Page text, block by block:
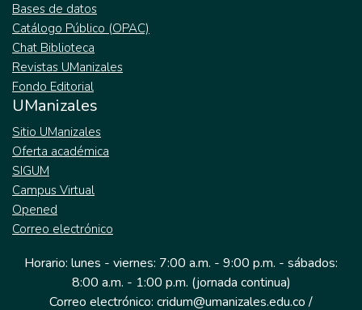
Bases de datos
Catálogo Público (OPAC)
Chat Biblioteca
Revistas UManizales
Fondo Editorial
UManizales
Sitio UManizales
Oferta académica
SIGUM
Campus Virtual
Opened
Correo electrónico
Horario: lunes - viernes: 7:00 a.m. - 9:00 p.m. - sábados:
8:00 a.m. - 1:00 p.m. (jornada continua)
Correo electrónico: cridum@umanizales.edu.co /